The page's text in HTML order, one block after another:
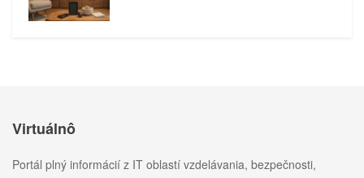
Virtuálnô
Portál plný informácií z IT oblastí vzdelávania, bezpečnosti,